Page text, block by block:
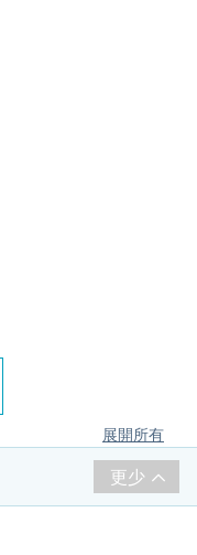
展開所有
更少